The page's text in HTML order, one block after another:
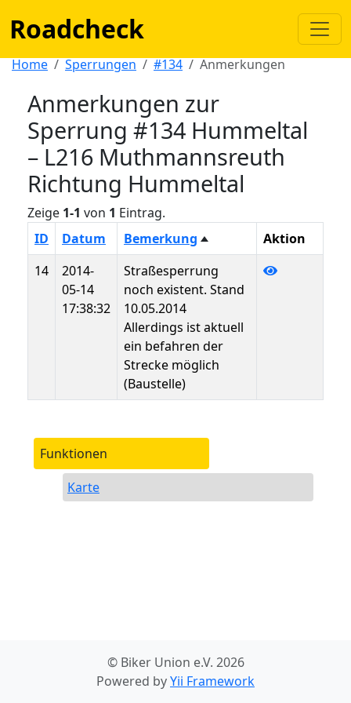
Roadcheck
Home Sperrungen #134 Anmerkungen
Anmerkungen zur
Sperrung #134 Hummeltal
– L216 Muthmannsreuth
Richtung Hummeltal
Zeige 1-1 von 1 Eintrag.
ID
Datum Bemerkung
Aktion
14
2014-
05-14
17:38:32
Straßesperrung
noch existent. Stand
10.05.2014
Allerdings ist aktuell
ein befahren der
Strecke möglich
(Baustelle)
Funktionen
Karte
© Biker Union e.V. 2026
Powered byYii Framework